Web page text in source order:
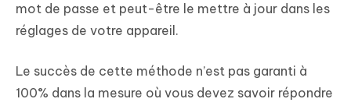
mot de passe et peut-être le mettre à jour dans les
réglages de votre appareil.
Le succès de cette méthode n’est pas garanti à
100% dans la mesure où vous devez savoir répondre